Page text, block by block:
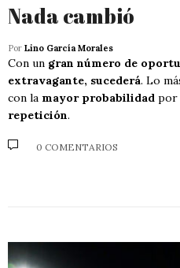
Nada cambió
Por Lino García Morales
Con un gran número de
extravagante, sucederá. Lo
con la mayor probabilidad por
repetición.
0 COMENTARIOS